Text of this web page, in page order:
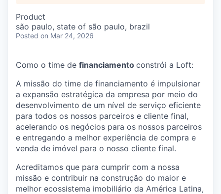
Product
são paulo, state of são paulo, brazil
Posted on Mar 24, 2026
Como o time de financiamento constrói a Loft:
A missão do time de financiamento é impulsionar
a expansão estratégica da empresa por meio do
desenvolvimento de um nível de serviço eficiente
para todos os nossos parceiros e cliente final,
acelerando os negócios para os nossos parceiros
e entregando a melhor experiência de compra e
venda de imóvel para o nosso cliente final.
Acreditamos que para cumprir com a nossa
missão e contribuir na construção do maior e
melhor ecossistema imobiliário da América Latina,